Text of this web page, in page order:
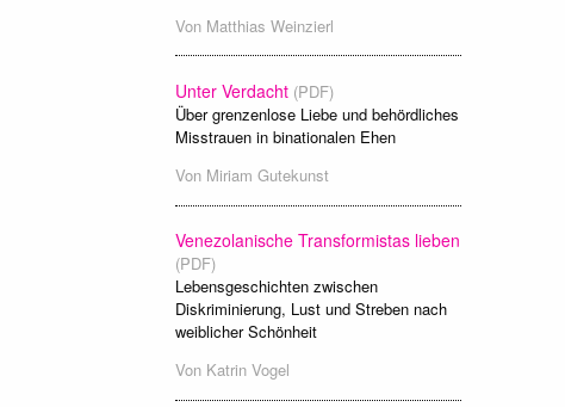
Von Matthias Weinzierl
Unter Verdacht (PDF)
Über grenzenlose Liebe und behördliches
Misstrauen in binationalen Ehen
Von Miriam Gutekunst
Venezolanische Transformistas lieben
(PDF)
Lebensgeschichten zwischen
Diskriminierung, Lust und Streben nach
weiblicher Schönheit
Von Katrin Vogel